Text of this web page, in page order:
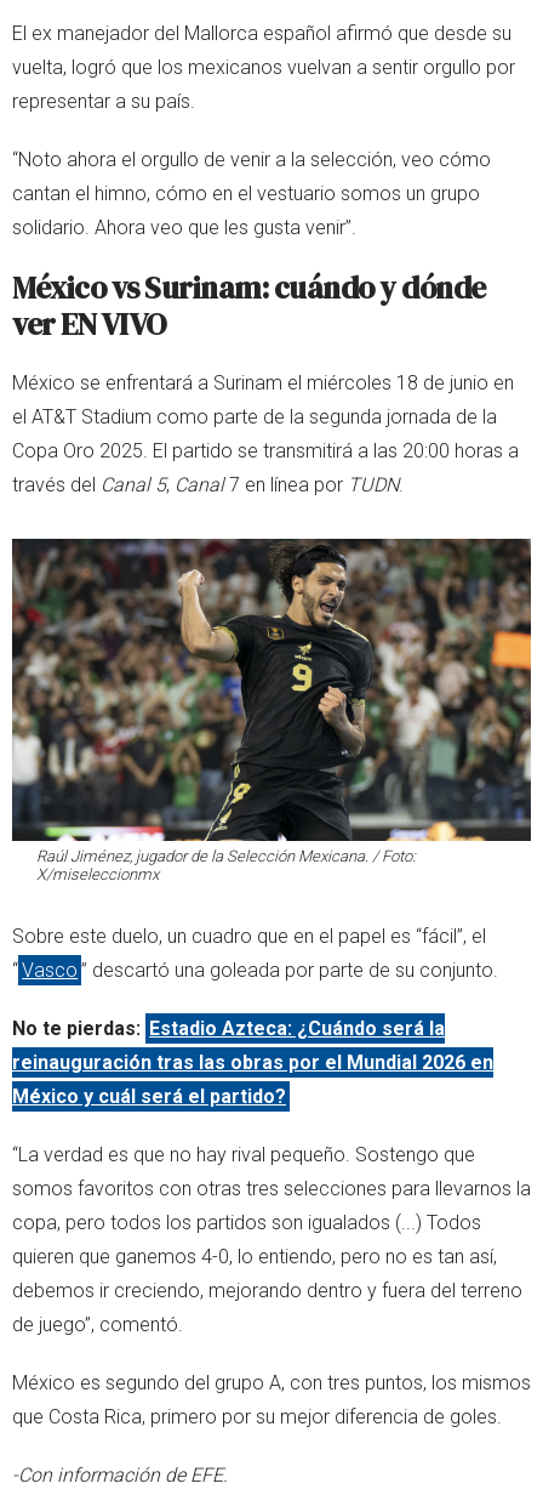
El ex manejador del Mallorca español afirmó que desde su
vuelta, logró que los mexicanos vuelvan a sentir orgullo por
representar a su país.
“Noto ahora el orgullo de venir a la selección, veo cómo
cantan el himno, cómo en el vestuario somos un grupo
solidario. Ahora veo que les gusta venir”.
México vs Surinam: cuándo y dónde
ver EN VIVO
México se enfrentará a Surinam el miércoles 18 de junio en
el AT&T Stadium como parte de la segunda jornada de la
Copa Oro 2025. El partido se transmitirá a las 20:00 horas a
través del Canal 5, Canal7 en línea por TUDN.
Raúl Jiménez, jugador de la Selección Mexicana. / Foto:
X/miseleccionmx
Sobre este duelo, un cuadro que en el papel es “fácil”, el
“Vasco ” descartó una goleada por parte de su conjunto.
No te pierdas: Estadio Azteca: ¿Cuándo será la
reinauguración tras las obras por el Mundial 2026 en
México y cuál será el partido?
“La verdad es que no hay rival pequeño. Sostengo que
somos favoritos con otras tres selecciones para llevarnos la
copa, pero todos los partidos son igualados (...) Todos
quieren que ganemos 4-0, lo entiendo, pero no es tan así,
debemos ir creciendo, mejorando dentro y fuera del terreno
de juego”, comentó.
México es segundo del grupo A, con tres puntos, los mismos
que Costa Rica, primero por su mejor diferencia de goles.
-Con información de EFE.